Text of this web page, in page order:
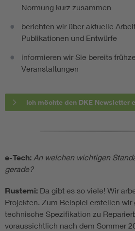
Normung kurz zusammen
berichten wir über aktuelle
Publikationen und Entwürfe
informieren wir Sie bereits
Veranstaltungen
Ich möchte den DKE Newsletter
e-Tech: An welchen wichtigen
gerade?
Rustemi: Da gibt es so viele! Wir
Projekten. Zum Beispiel erstellen wir
technische Spezifikation zu
voraussichtlich nach dem Sommer